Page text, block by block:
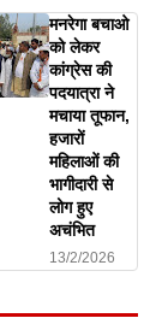
मनरेगा बचाओ
को लेकर
कांग्रेस की
पदयात्रा ने
मचाया तूफान,
हजारों
महिलाओं की
भागीदारी से
लोग हुए
अचंभित
13/2/2026